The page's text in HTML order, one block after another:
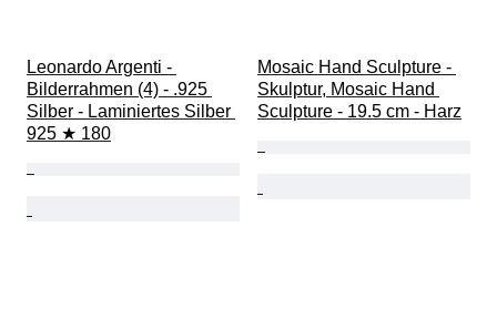
Leonardo Argenti -
Bilderrahmen (4) - .925
Silber - Laminiertes Silber
925 ★ 180
Mosaic Hand Sculpture -
Skulptur, Mosaic Hand
Sculpture - 19.5 cm - Harz